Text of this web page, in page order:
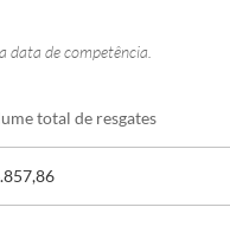
data de competência.
total de resgates